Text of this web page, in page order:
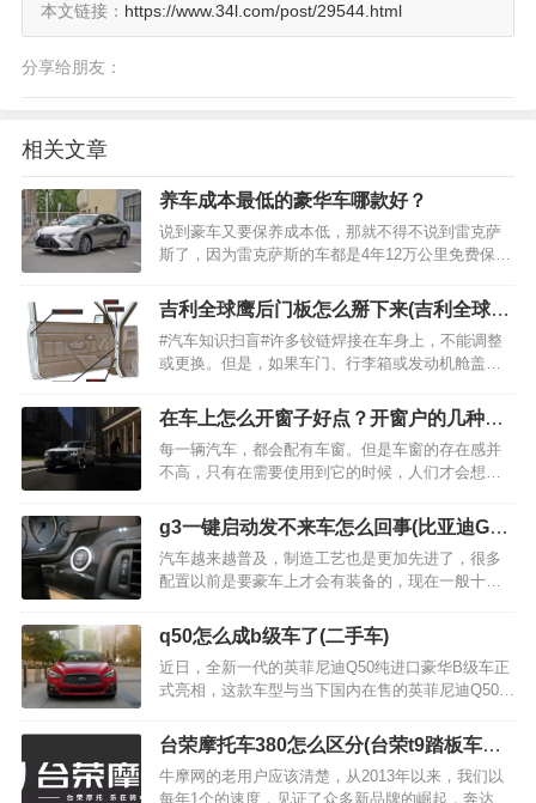
本文链接： https://www.34l.com/post/29544.html
分享给朋友：
相关文章
养车成本最低的豪华车哪款好？
说到豪车又要保养成本低，那就不得不说到雷克萨
斯了，因为雷克萨斯的车都是4年12万公里免费保养
0，只需要考虑油钱就行了，而丰田的油耗又是出了
名的低，甚至还有混动车型可选，所以雷克萨斯的
车可以说是豪…
吉利全球鹰后门板怎么掰下来(吉利全球鹰
gc715图片)
#汽车知识扫盲#许多铰链焊接在车身上，不能调整
或更换。但是，如果车门、行李箱或发动机舱盖松
换。 可以调整用螺栓固定在车身上的铰链（请参见
调整锁销和铰链）。如果铰链销磨损严重，可以经
常更…
在车上怎么开窗子好点？开窗户的几种方
法分享
每一辆汽车，都会配有车窗。但是车窗的存在感并
不高，只有在需要使用到它的时候，人们才会想到
巧的。…
g3一键启动发不来车怎么回事(比亚迪G3
不能一键启动)
汽车越来越普及，制造工艺也是更加先进了，很多
配置以前是要豪车上才会有装备的，现在一般十几
现在价位在四五万以上很多车型就有这个配置了。
那么大家知道吗？一键启动要是失效了我们该怎么
办呢，是得要直接叫拖…
q50怎么成b级车了(二手车)
近日，全新一代的英菲尼迪Q50纯进口豪华B级车正
式亮相，这款车型与当下国内在售的英菲尼迪Q50L
别，这款全新一代的Q50将会搭载3.0T涡轮增压6缸
发动机出现，并且匹配7AT变速箱，整体的驾驶质
感…
台荣摩托车380怎么区分(台荣t9踏板车怎
么样)
牛摩网的老用户应该清楚，从2013年以来，我们以
每年1个的速度，见证了众多新品牌的崛起，奔达、